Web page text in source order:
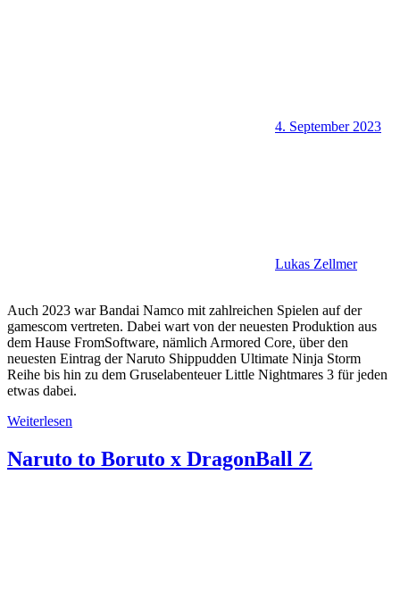
4. September 2023
Lukas Zellmer
Auch 2023 war Bandai Namco mit zahlreichen Spielen auf der
gamescom vertreten. Dabei wart von der neuesten Produktion aus
dem Hause FromSoftware, nämlich Armored Core, über den
neuesten Eintrag der Naruto Shippudden Ultimate Ninja Storm
Reihe bis hin zu dem Gruselabenteuer Little Nightmares 3 für jeden
etwas dabei.
Weiterlesen
Naruto to Boruto x DragonBall Z